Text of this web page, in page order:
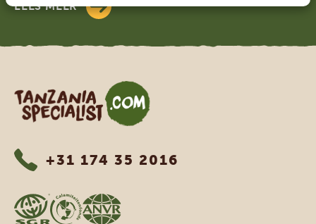
LEES MEER
Tanzania Specialist
+31 174 35 2016